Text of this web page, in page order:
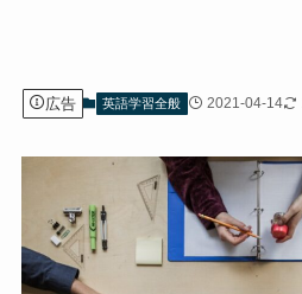
広告 英語学習全般 2021-04-14